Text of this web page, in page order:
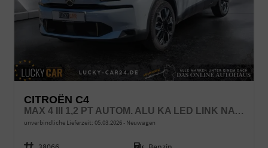
CITROËN C4
MAX 4 III 1,2 PT AUTOM. ALU KA LED LINK NAV NBA PD
unverbindliche Lieferzeit: 05.03.2026 Neuwagen